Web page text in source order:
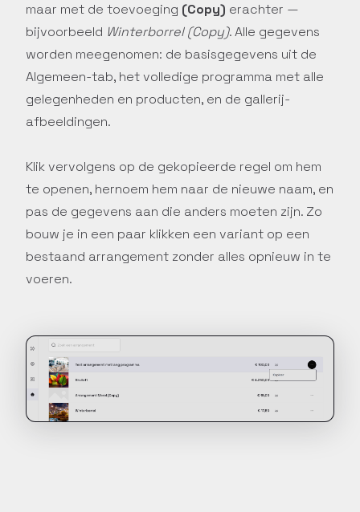
maar met de toevoeging (Copy) erachter —
bijvoorbeeld Winterborrel (Copy). Alle gegevens
worden meegenomen: de basisgegevens uit de
Algemeen-tab, het volledige programma met alle
gelegenheden en producten, en de gallerij-
afbeeldingen.
Klik vervolgens op de gekopieerde regel om hem
te openen, hernoem hem naar de nieuwe naam, en
pas de gegevens aan die anders moeten zijn. Zo
bouw je in een paar klikken een variant op een
bestaand arrangement zonder alles opnieuw in te
voeren.